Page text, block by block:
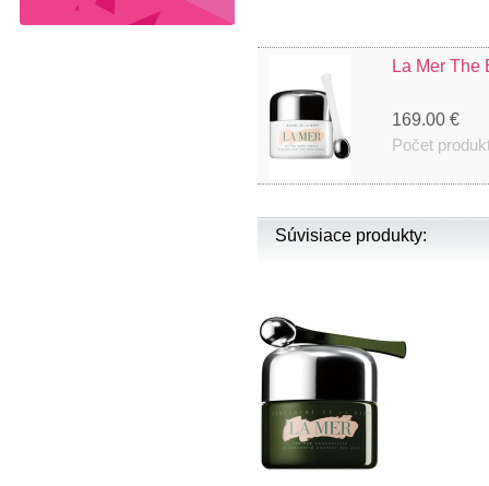
La Mer The
169.00 €
Počet
Súvisiace produkty: